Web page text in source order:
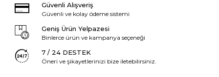
Güvenli Alışveriş
Güvenli ve kolay ödeme sistemi
Geniş Ürün Yelpazesi
Binlerce ürün ve kampanya seçeneği
7 / 24 DESTEK
Öneri ve şikayetlerinizi bize iletebilirsiniz.